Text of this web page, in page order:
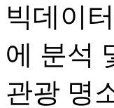
빅데이
에 분석
관광 명